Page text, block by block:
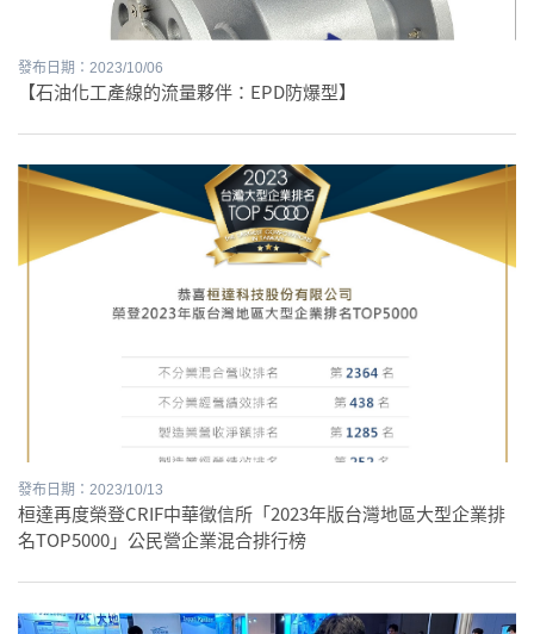
發布日期：2023/10/06
【石油化工產線的流量夥伴：EPD防爆型】
發布日期：2023/10/13
桓達再度榮登CRIF中華徵信所「2023年版台灣地區大型企業排
名TOP5000」公民營企業混合排行榜